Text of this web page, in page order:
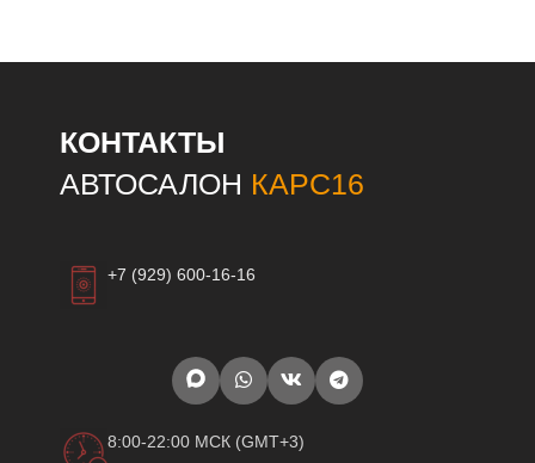
КОНТАКТЫ
АВТОСАЛОН КАРС16
+7 (929) 600-16-16
8:00-22:00 МСК (GMT+3)